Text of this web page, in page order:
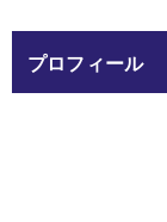
プロフィール